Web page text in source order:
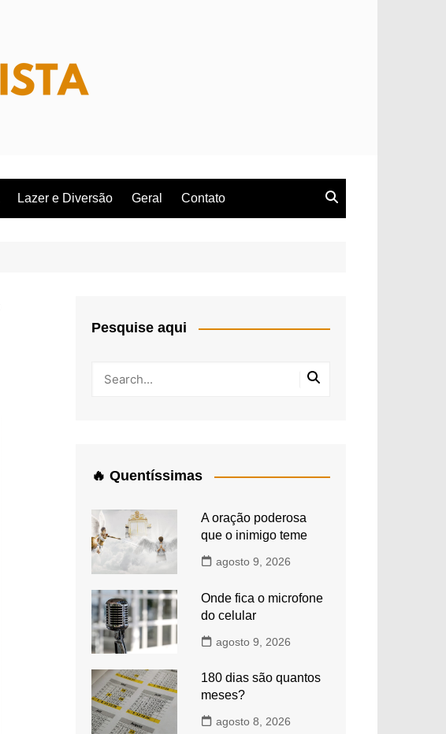
Lazer e Diversão Geral Contato
Pesquise aqui
🔥 Quentíssimas
A oração poderosa
que o inimigo teme
agosto 9, 2026
Onde fica o microfone
do celular
agosto 9, 2026
180 dias são quantos
meses?
agosto 8, 2026